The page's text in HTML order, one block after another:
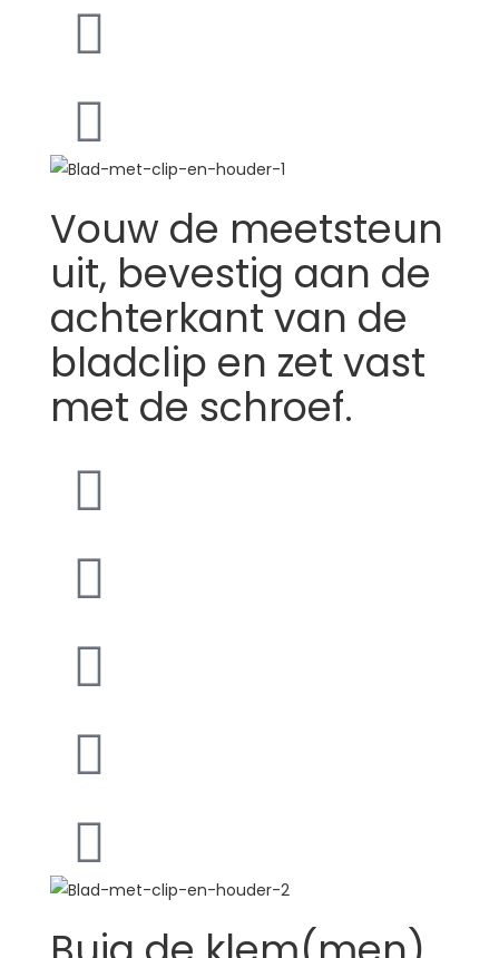
Vouw de meetsteun
uit, bevestig aan de
achterkant van de
bladclip en zet vast
met de schroef.